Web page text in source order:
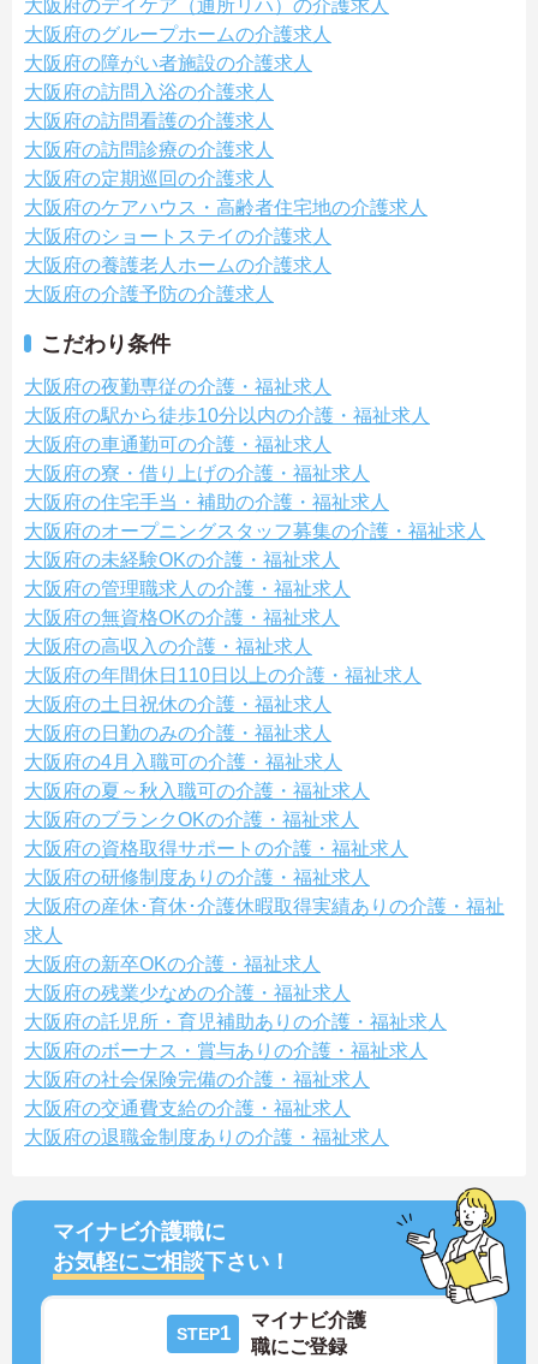
大阪府のデイケア（通所リハ）の介護求人
大阪府のグループホームの介護求人
大阪府の障がい者施設の介護求人
大阪府の訪問入浴の介護求人
大阪府の訪問看護の介護求人
大阪府の訪問診療の介護求人
大阪府の定期巡回の介護求人
大阪府のケアハウス・高齢者住宅地の介護求人
大阪府のショートステイの介護求人
大阪府の養護老人ホームの介護求人
大阪府の介護予防の介護求人
こだわり条件
大阪府の夜勤専従の介護・福祉求人
大阪府の駅から徒歩10分以内の介護・福祉求人
大阪府の車通勤可の介護・福祉求人
大阪府の寮・借り上げの介護・福祉求人
大阪府の住宅手当・補助の介護・福祉求人
大阪府のオープニングスタッフ募集の介護・福祉求人
大阪府の未経験OKの介護・福祉求人
大阪府の管理職求人の介護・福祉求人
大阪府の無資格OKの介護・福祉求人
大阪府の高収入の介護・福祉求人
大阪府の年間休日110日以上の介護・福祉求人
大阪府の土日祝休の介護・福祉求人
大阪府の日勤のみの介護・福祉求人
大阪府の4月入職可の介護・福祉求人
大阪府の夏～秋入職可の介護・福祉求人
大阪府のブランクOKの介護・福祉求人
大阪府の資格取得サポートの介護・福祉求人
大阪府の研修制度ありの介護・福祉求人
大阪府の産休･育休･介護休暇取得実績ありの介護・福祉
求人
大阪府の新卒OKの介護・福祉求人
大阪府の残業少なめの介護・福祉求人
大阪府の託児所・育児補助ありの介護・福祉求人
大阪府のボーナス・賞与ありの介護・福祉求人
大阪府の社会保険完備の介護・福祉求人
大阪府の交通費支給の介護・福祉求人
大阪府の退職金制度ありの介護・福祉求人
マイナビ介護職に
お気軽にご相談下さい！
STEP1
マイナビ介護
職にご登録